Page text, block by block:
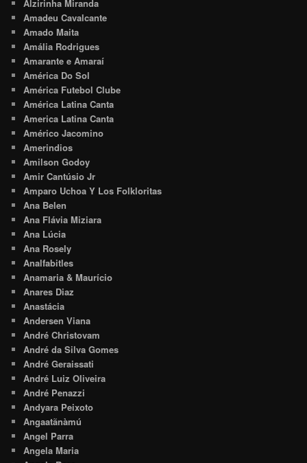
Alzirinha Miranda
Amadeu Cavalcante
Amado Maita
Amália Rodrigues
Amarante e Amaraí
América Do Sol
América Futebol Clube
América Latina Canta
America Latina Canta
Américo Jacomino
Amerindios
Amilson Godoy
Amir Cantúsio Jr
Amparo Uchoa Y Los Folkloritas
Ana Belen
Ana Flávia Miziara
Ana Lúcia
Ana Rosely
Analfabitles
Anamaria & Maurício
Anares Diaz
Anastácia
Andersen Viana
André Christovam
André da Silva Gomes
André Geraissati
André Luiz Oliveira
André Penazzi
Andyara Peixoto
Angaatãnàmú
Angel Parra
Angela Maria